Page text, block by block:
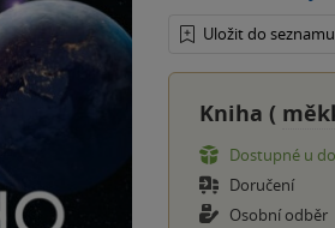
Uložit do seznamu
Kniha (
Dostupné u
Doručení
Osobní odběr